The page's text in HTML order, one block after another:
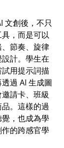
文創後，不只
，而是可以
節奏、旋律
計。學生在
用提示詞描
過 AI 生成圖
請卡、班級
。這樣的過
，也成為學
的跨感官學